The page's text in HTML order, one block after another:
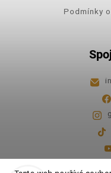
Podmínky
Pondělí